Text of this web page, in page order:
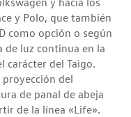
y Polo, que también
como opción o según
de luz continua en la
carácter del Taigo.
del
de panal de abeja
de la línea «Life».